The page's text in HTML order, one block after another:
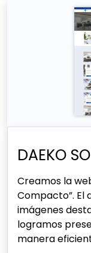
DAEKO
Creamos la
Compacto”. El
imágenes
logramos
manera